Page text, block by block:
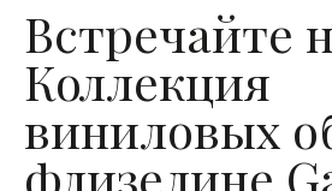
Встречайте
Коллекция
виниловых
флизелине